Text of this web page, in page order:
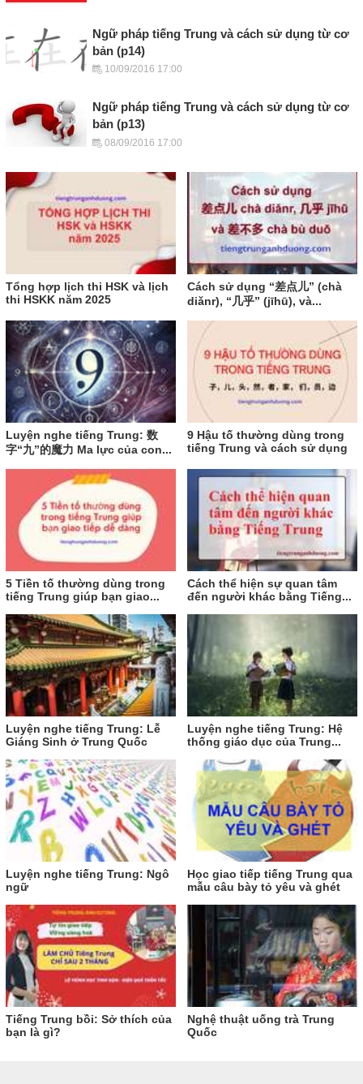
Ngữ pháp tiếng Trung và cách sử dụng từ cơ
bản (p14)
10/09/2016 17:00
Ngữ pháp tiếng Trung và cách sử dụng từ cơ
bản (p13)
08/09/2016 17:00
Tổng hợp lịch thi HSK và lịch
thi HSKK năm 2025
Cách sử dụng “差点儿” (chà
diǎnr), “几乎” (jīhū), và...
Luyện nghe tiếng Trung: 数
字“九”的魔力 Ma lực của con...
9 Hậu tố thường dùng trong
tiếng Trung và cách sử dụng
5 Tiền tố thường dùng trong
tiếng Trung giúp bạn giao...
Cách thể hiện sự quan tâm
đến người khác bằng Tiếng...
Luyện nghe tiếng Trung: Lễ
Giáng Sinh ở Trung Quốc
Luyện nghe tiếng Trung: Hệ
thống giáo dục của Trung...
Luyện nghe tiếng Trung: Ngô
ngữ
Học giao tiếp tiếng Trung qua
mẫu câu bày tỏ yêu và ghét
Tiếng Trung bồi: Sở thích của
bạn là gì?
Nghệ thuật uống trà Trung
Quốc